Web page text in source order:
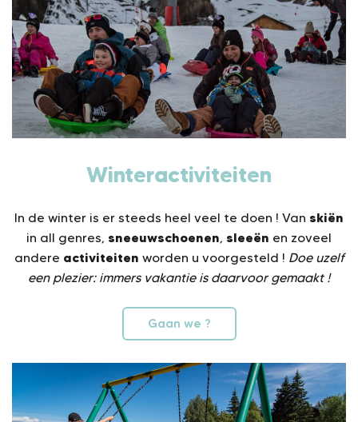
Winteractiviteiten
In de winter is er steeds heel veel te doen ! Van skiën
in all genres, sneeuwschoenen, sleeën en zoveel
andere activiteiten worden u voorgesteld ! Doe uzelf
een plezier: immers vakantie is daarvoor gemaakt !
Gaan we ?